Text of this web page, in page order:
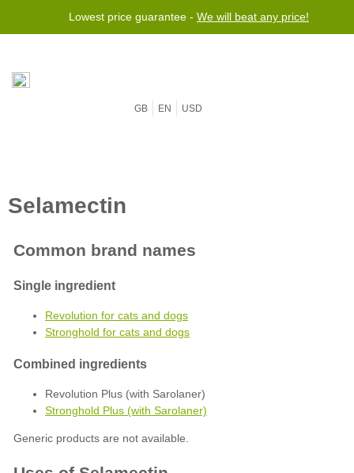
Lowest price guarantee - We will beat any price!
GB EN USD
Revolution for cats and dogs
Stronghold for cats and dogs
Revolution Plus (with Sarolaner)
Stronghold Plus (with Sarolaner)